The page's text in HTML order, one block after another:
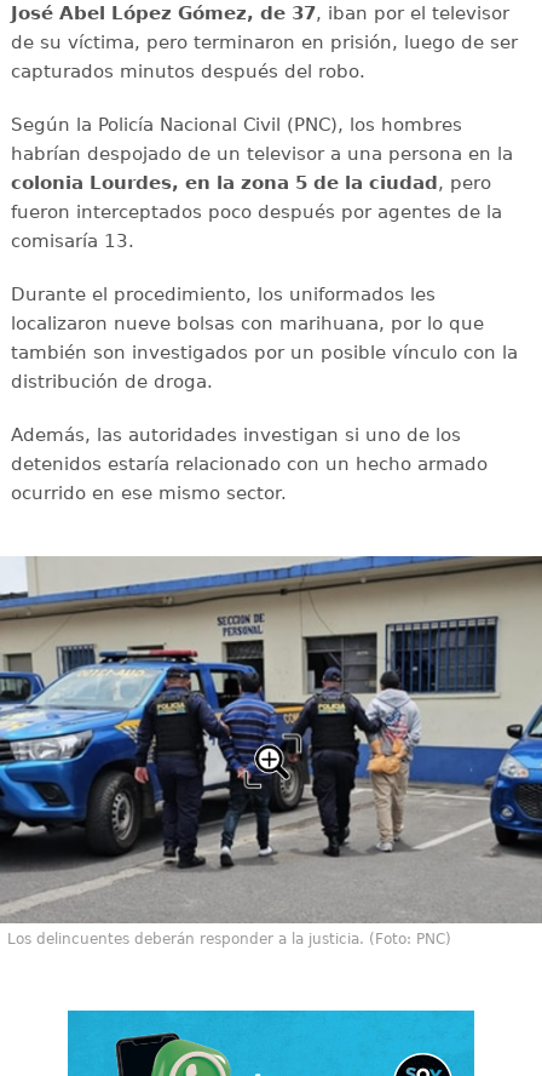
José Abel López Gómez, de 37, iban por el televisor
de su víctima, pero terminaron en prisión, luego de ser
capturados minutos después del robo.
Según la Policía Nacional Civil (PNC), los hombres
habrían despojado de un televisor a una persona en la
colonia Lourdes, en la zona 5 de la ciudad, pero
fueron interceptados poco después por agentes de la
comisaría 13.
Durante el procedimiento, los uniformados les
localizaron nueve bolsas con marihuana, por lo que
también son investigados por un posible vínculo con la
distribución de droga.
Además, las autoridades investigan si uno de los
detenidos estaría relacionado con un hecho armado
ocurrido en ese mismo sector.
Los delincuentes deberán responder a la justicia. (Foto: PNC)